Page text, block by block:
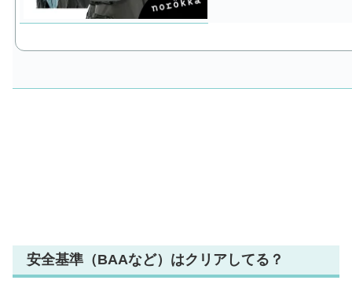
安全基準（BAAなど）はクリアしてる？